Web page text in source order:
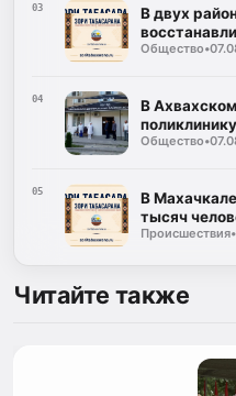
03
В двух
Общество•
04
В
поликлинику
Общество•
05
В
тысяч
Происшествия•
Читайте также